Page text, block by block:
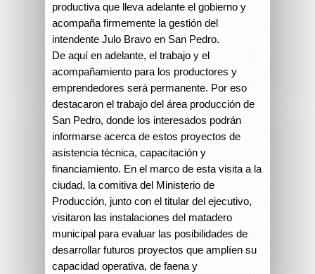
productiva que lleva adelante el gobierno y
acompaña firmemente la gestión del
intendente Julo Bravo en San Pedro.
De aquí en adelante, el trabajo y el
acompañamiento para los productores y
emprendedores será permanente. Por eso
destacaron el trabajo del área producción de
San Pedro, donde los interesados podrán
informarse acerca de estos proyectos de
asistencia técnica, capacitación y
financiamiento. En el marco de esta visita a la
ciudad, la comitiva del Ministerio de
Producción, junto con el titular del ejecutivo,
visitaron las instalaciones del matadero
municipal para evaluar las posibilidades de
desarrollar futuros proyectos que amplíen su
capacidad operativa, de faena y